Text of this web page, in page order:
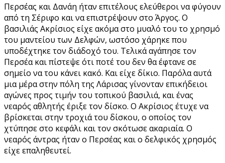
Περσέας και Δανάη ήταν επιτέλους ελεύθεροι να φύγουν
από τη Σέριφο και να επιστρέψουν στο Άργος. Ο
βασιλιάς Ακρίσιος είχε ακόμα στο μυαλό του το χρησμό
του μαντείου των Δελφών, ωστόσο χάρηκε που
υποδέχτηκε τον διάδοχό του. Τελικά αγάπησε τον
Περσέα και πίστεψε ότι ποτέ του δεν θα έφτανε σε
σημείο να του κάνει κακό. Και είχε δίκιο. Παρόλα αυτά
μια μέρα στην πόλη της Λάρισας γίνονταν επικήδειοι
αγώνες προς τιμήν του τοπικού βασιλιά, και ένας
νεαρός αθλητής έριξε τον δίσκο. Ο Ακρίσιος έτυχε να
βρίσκεται στην τροχιά του δίσκου, ο οποίος τον
χτύπησε στο κεφάλι και τον σκότωσε ακαριαία. Ο
νεαρός άντρας ήταν ο Περσέας και ο δελφικός χρησμός
είχε επαληθευτεί.